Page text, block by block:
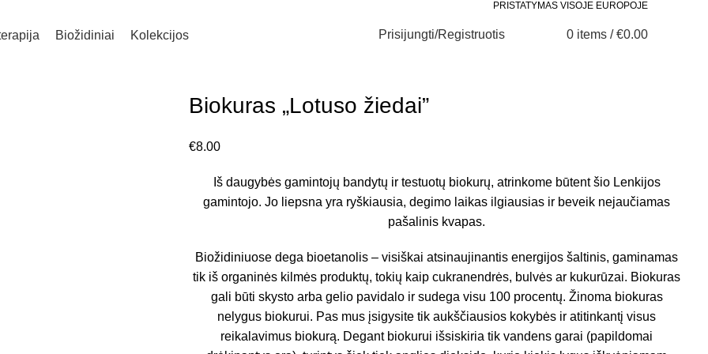
PRISTATYMAS VISOJE EUROPOJE
Biožidiniai Kolekcijos Prisijungti/Registruotis 0 items / €0.00
Biokuras „Lotuso žiedai”
€8.00
Iš daugybės gamintojų bandytų ir testuotų biokurų, atrinkome būtent šio Lenkijos
gamintojo. Jo liepsna yra ryškiausia, degimo laikas ilgiausias ir beveik nejaučiamas
pašalinis kvapas.
Biožidiniuose dega bioetanolis – visiškai atsinaujinantis energijos šaltinis, gaminamas
tik iš organinės kilmės produktų, tokių kaip cukranendrės, bulvės ar kukurūzai. Biokuras
gali būti skysto arba gelio pavidalo ir sudega visu 100 procentų. Žinoma biokuras
nelygus biokurui. Pas mus įsigysite tik aukščiausios kokybės ir atitinkantį visus
reikalavimus biokurą. Degant biokurui išsiskiria tik vandens garai (papildomai